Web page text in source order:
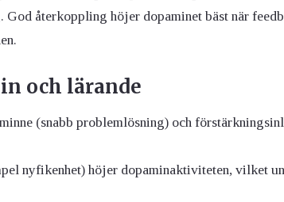
återkoppling höjer dopaminet bäst när
och lärande
(snabb problemlösning) och
nyfikenhet) höjer dopaminaktiviteten, vilket